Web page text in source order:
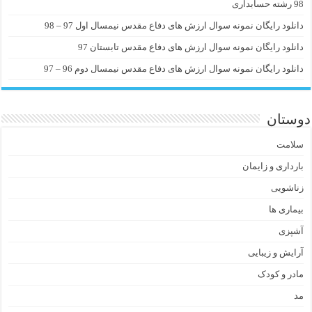
98 رشته حسابداری
دانلود رایگان نمونه سوال ارزش های دفاع مقدس نیمسال اول 97 – 98
دانلود رایگان نمونه سوال ارزش های دفاع مقدس تابستان 97
دانلود رایگان نمونه سوال ارزش های دفاع مقدس نیمسال دوم 96 – 97
دوستان
سلامت
بارداری و زایمان
زناشویی
بیماری ها
آشپزی
آرایش و زیبایی
مادر و کودک
مد